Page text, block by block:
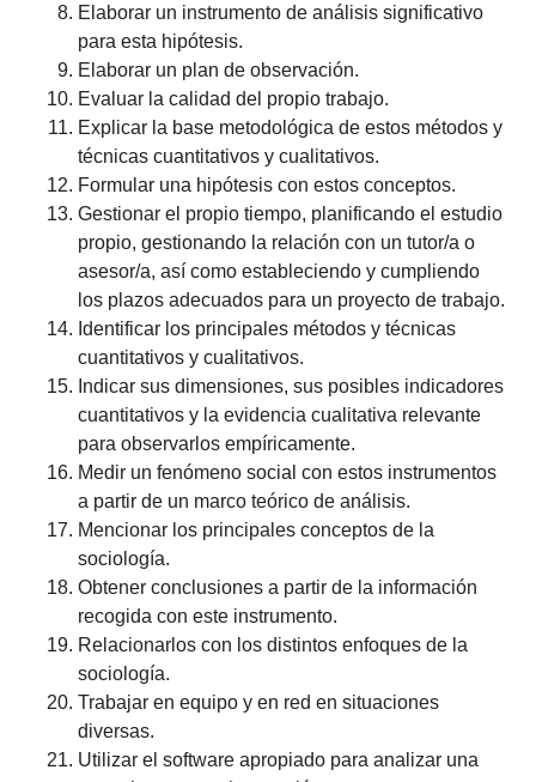
Elaborar un instrumento de análisis significativo
para esta hipótesis.
Elaborar un plan de observación.
Evaluar la calidad del propio trabajo.
Explicar la base metodológica de estos métodos y
técnicas cuantitativos y cualitativos.
Formular una hipótesis con estos conceptos.
Gestionar el propio tiempo, planificando el estudio
propio, gestionando la relación con un tutor/a o
asesor/a, así como estableciendo y cumpliendo
los plazos adecuados para un proyecto de trabajo.
Identificar los principales métodos y técnicas
cuantitativos y cualitativos.
Indicar sus dimensiones, sus posibles indicadores
cuantitativos y la evidencia cualitativa relevante
para observarlos empíricamente.
Medir un fenómeno social con estos instrumentos
a partir de un marco teórico de análisis.
Mencionar los principales conceptos de la
sociología.
Obtener conclusiones a partir de la información
recogida con este instrumento.
Relacionarlos con los distintos enfoques de la
sociología.
Trabajar en equipo y en red en situaciones
diversas.
Utilizar el software apropiado para analizar una